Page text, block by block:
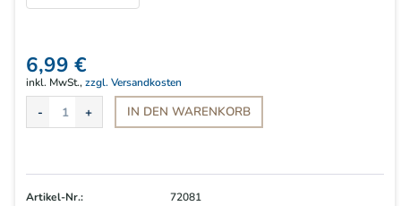
6,99 €
inkl. MwSt.,zzgl. Versandkosten
IN DEN WARENKORB
Artikel-Nr.:
72081